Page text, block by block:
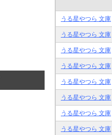
うる星やつら 文庫
うる星やつら 文庫
うる星やつら 文庫
うる星やつら 文庫
うる星やつら 文庫
うる星やつら 文庫
うる星やつら 文庫
うる星やつら 文庫